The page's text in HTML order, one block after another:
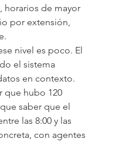
horarios de mayor
por extensión,
nivel es poco. El
el sistema
en contexto.
que hubo 120
saber que el
las 8:00 y las
con agentes